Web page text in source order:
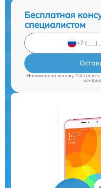
Бесплатная
специалистом
Нажимая на кнопку